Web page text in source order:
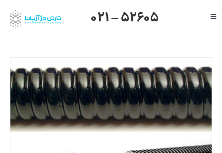
to
Toggle
یالینک
میکروتیک
هایک ویژن
021 – 52605